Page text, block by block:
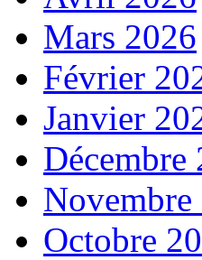
Mars 2026
Février
Janvier
Décembre
Novembre
Octobre